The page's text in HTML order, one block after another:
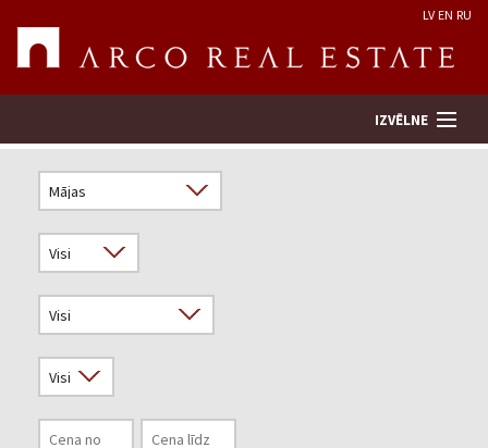
LV EN RU
IZVĒLNE
Novērtēt īpašumu
Uzņēmums
Pakalpojumi